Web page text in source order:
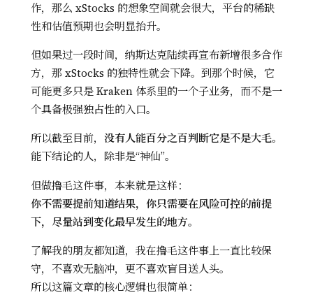
作，那么 xStocks 的想象空间就会很大，平台的稀缺
性和估值预期也会明显抬升。
但如果过一段时间，纳斯达克陆续再宣布新增很多合作
方，那 xStocks 的独特性就会下降。到那个时候，它
可能更多只是 Kraken 体系里的一个子业务，而不是一
个具备极强独占性的入口。
所以截至目前， 没有人能百分之百判断它是不是大毛。
能下结论的人，除非是“神仙”。
但做撸毛这件事，本来就是这样：
你不需要提前知道结果，你只需要在风险可控的前提
下，尽量站到变化最早发生的地方。
了解我的朋友都知道，我在撸毛这件事上一直比较保
守，不喜欢无脑冲，更不喜欢盲目送人头。
所以这篇文章的核心逻辑也很简单：